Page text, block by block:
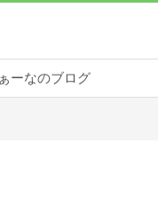
ーなのブログ